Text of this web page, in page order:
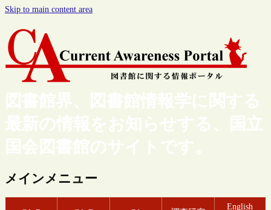
Skip to main content area
図書館界、図書館情報学に関する
最新の情報をお知らせする、国立
国会図書館のサイトです。
メインメニュー
English